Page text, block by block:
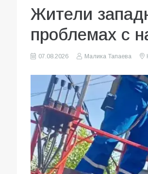
Жители
проблемах с
07.08.2026 Малика Тапаева